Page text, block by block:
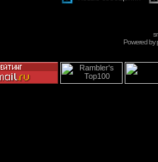
Powered by